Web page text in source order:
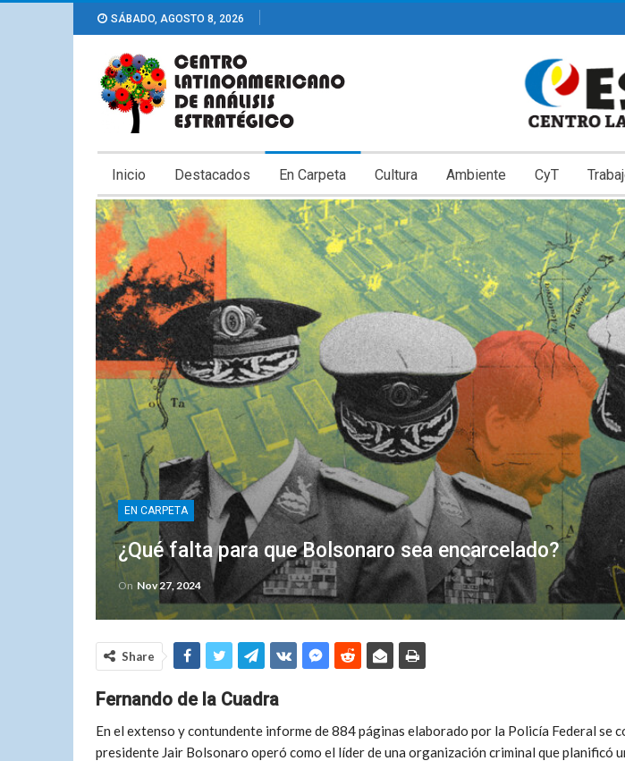
SÁBADO, AGOSTO 8, 2026
Inicio Destacados En Carpeta Cultura Ambiente CyT
EN CARPETA
¿Qué falta para que Bolsonaro sea encarcelado?
On Nov 27, 2024
Share
Fernando de la Cuadra
En el extenso y contundente informe de 884 páginas elaborado por la Policía Federal se
presidente Jair Bolsonaro operó como el líder de una organización criminal que planificó